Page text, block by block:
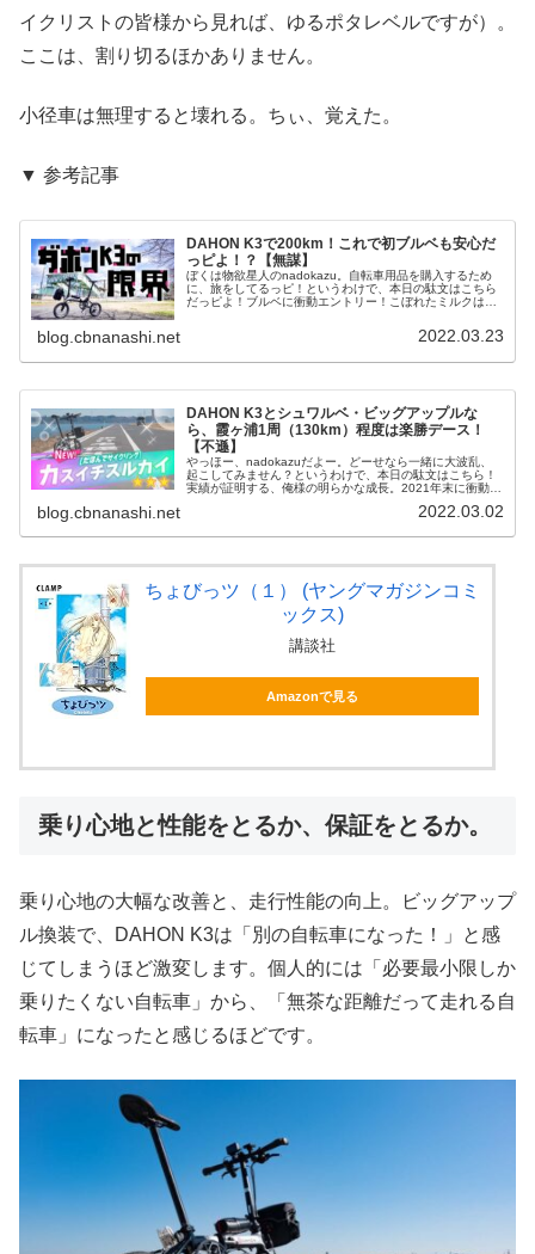
イクリストの皆様から見れば、ゆるポタレベルですが）。
ここは、割り切るほかありません。
小径車は無理すると壊れる。ちぃ、覚えた。
▼ 参考記事
DAHON K3で200km！これで初ブルベも安心だ
っピよ！？【無謀】
ぼくは物欲星人のnadokazu。自転車用品を購入するため
に、旅をしてるっピ！というわけで、本日の駄文はこちら
だっピよ！ブルベに衝動エントリー！こぼれたミルクは戻
blog.cbnanashi.net 2022.03.23
DAHON K3とシュワルベ・ビッグアップルな
ら、霞ヶ浦1周（130km）程度は楽勝デース！
【不遜】
やっほー、nadokazuだよー。どーせなら一緒に大波乱、
起こしてみません？というわけで、本日の駄文はこちら！
実績が証明する、俺様の明らかな成長。2021年末に衝動
blog.cbnanashi.net 2022.03.02
ちょびっツ（１） (ヤングマガジンコミ
ックス)
講談社
Amazonで見る
乗り心地と性能をとるか、保証をとるか。
乗り心地の大幅な改善と、走行性能の向上。ビッグアップ
ル換装で、DAHON K3は「別の自転車になった！」と感
じてしまうほど激変します。個人的には「必要最小限しか
乗りたくない自転車」から、「無茶な距離だって走れる自
転車」になったと感じるほどです。